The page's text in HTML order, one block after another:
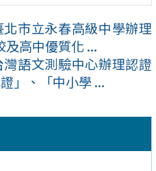
北市立永春高級中學辦理
高中優質化 ...
灣語文測驗中心辦理認證
」、「中小學 ...